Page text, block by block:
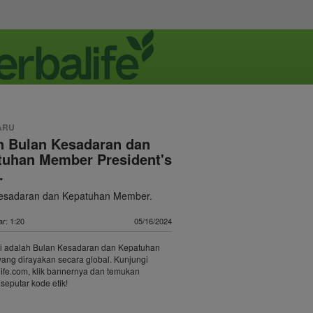
Bulan Kesadaran dan
Member President's
dan Kepatuhan Member.
1:20 05/16/2024
adalah Bulan Kesadaran dan Kepatuhan
dirayakan secara global. Kunjungi
klik bannernya dan temukan
kode etik!